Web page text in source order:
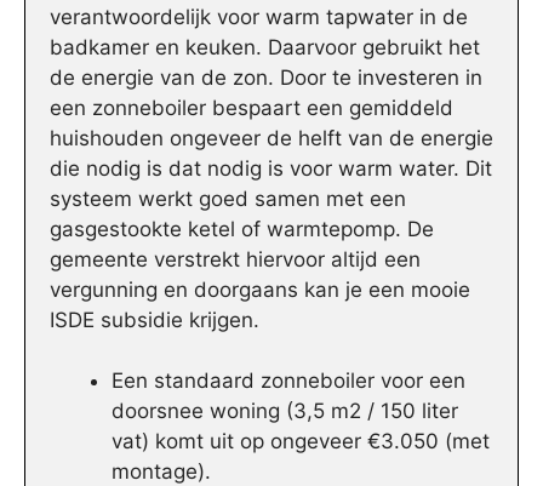
verantwoordelijk voor warm tapwater in de
badkamer en keuken. Daarvoor gebruikt het
de energie van de zon. Door te investeren in
een zonneboiler bespaart een gemiddeld
huishouden ongeveer de helft van de energie
die nodig is dat nodig is voor warm water. Dit
systeem werkt goed samen met een
gasgestookte ketel of warmtepomp. De
gemeente verstrekt hiervoor altijd een
vergunning en doorgaans kan je een mooie
ISDE subsidie krijgen.
Een standaard zonneboiler voor een
doorsnee woning (3,5 m2 / 150 liter
vat) komt uit op ongeveer €3.050 (met
montage).